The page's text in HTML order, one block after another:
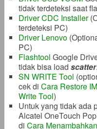
tidak terdeteksi saat
Driver CDC Installer
terdeteksi PC)
Driver Lenovo
PC)
Flashtool Google
tidak bisa load scatter
SN WRITE Tool
cek di Cara Restore
Write Tool)
Untuk yang tidak ada
Alcatel OneTouch
di Cara